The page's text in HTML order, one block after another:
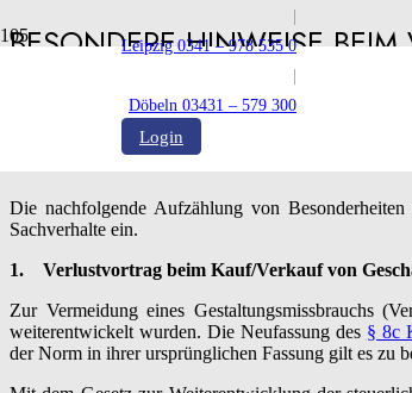
Leipzig 0341 – 978 535 0
Döbeln 03431 – 579 300
Login
BESONDERE HINWEISE
Die nachfolgende Aufzählung von
Sachverhalte ein.
1. Verlustvortrag beim Kauf/Verkauf von
Zur Vermeidung eines Gestaltungsmissbrauchs
weiterentwickelt wurden. Die Neufassung des § 8c
der Norm in ihrer ursprünglichen Fassung gilt es zu